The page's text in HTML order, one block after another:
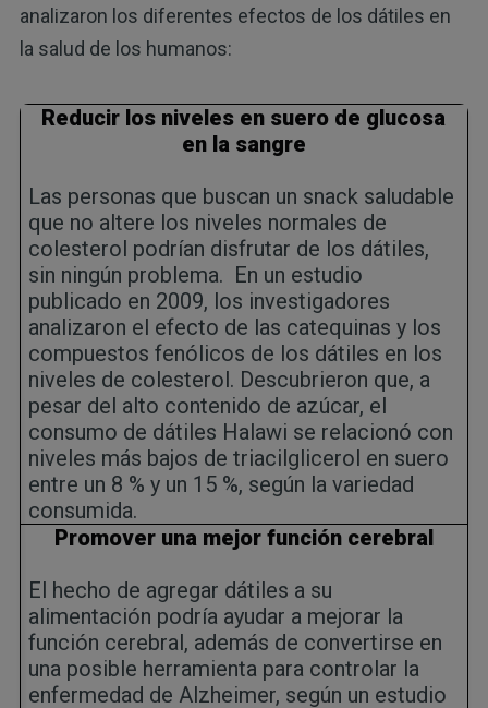
analizaron los diferentes efectos de los dátiles en
la salud de los humanos:
Reducir los niveles en suero de glucosa
en la sangre
Las personas que buscan un snack saludable
que no altere los niveles normales de
colesterol podrían disfrutar de los dátiles,
sin ningún problema. En un estudio
publicado en 2009, los investigadores
analizaron el efecto de las catequinas y los
compuestos fenólicos de los dátiles en los
niveles de colesterol. Descubrieron que, a
pesar del alto contenido de azúcar, el
consumo de dátiles Halawi se relacionó con
niveles más bajos de triacilglicerol en suero
entre un 8 % y un 15 %, según la variedad
consumida.
Promover una mejor función cerebral
El hecho de agregar dátiles a su
alimentación podría ayudar a mejorar la
función cerebral, además de convertirse en
una posible herramienta para controlar la
enfermedad de Alzheimer, según un estudio